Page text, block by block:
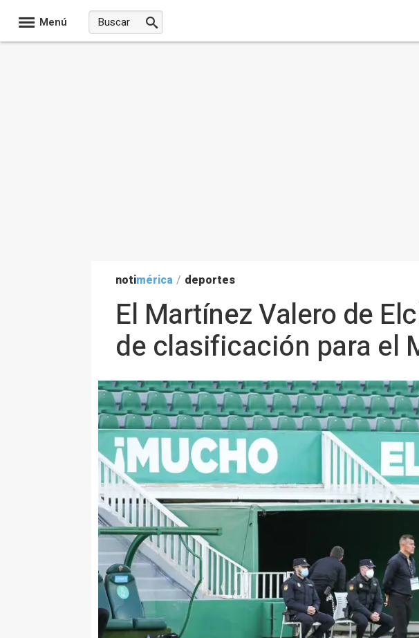
Menú
notimérica / deportes
El Martínez Valero de
de clasificación para el